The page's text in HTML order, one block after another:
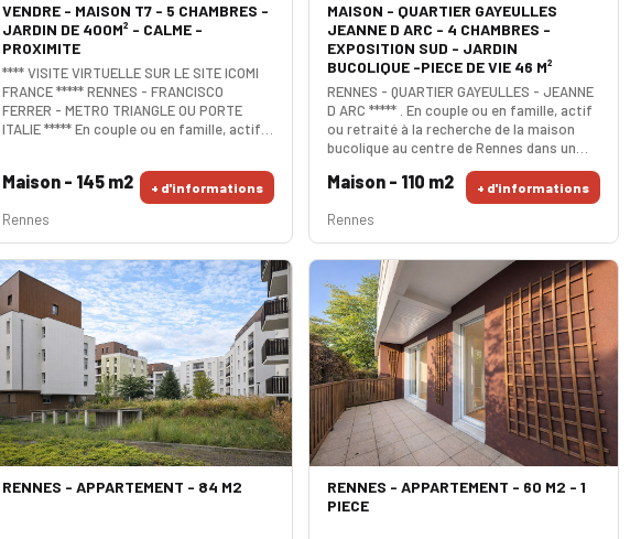
VENDRE - MAISON T7 - 5 CHAMBRES -
JARDIN DE 400M² - CALME -
PROXIMITE
**** VISITE VIRTUELLE SUR LE SITE ICOMI
FRANCE ***** RENNES - FRANCISCO
FERRER - METRO TRIANGLE OU PORTE
ITALIE ***** En couple ou en famille, actif
maison au calme, sans travaux et avec 5
chambres ? Génial, cette pépite non
mitoyenne est idéalement située à
proximité du métro et des services. La
pièce de vie généreuse peut faire 40m² si
vous êtes adeptes d'une cuisine US. Les
Maison - 145 m2 + d'informations
Rennes
MAISON - QUARTIER GAYEULLES
JEANNE D ARC - 4 CHAMBRES -
EXPOSITION SUD - JARDIN
BUCOLIQUE -PIECE DE VIE 46 M²
RENNES - QUARTIER GAYEULLES - JEANNE
D ARC ***** . En couple ou en famille, actif
ou retraité à la recherche de la maison
bucolique au centre de Rennes dans un
quartier très agréable. c'est génial !!!
Cette perle rénovée avec beaucoup de
goût vous attend !!! Au rez de chaussé
vous disposez d'un espace triple alliant
salon, séjour ouvert sur une cuisine
fonctionnelle et très lumineuse. L'accès
est direct sur la terras
Maison - 110 m2 + d'informations
Rennes
RENNES - APPARTEMENT - 84 M2
RENNES - APPARTEMENT - 60 M2 - 1
PIECE